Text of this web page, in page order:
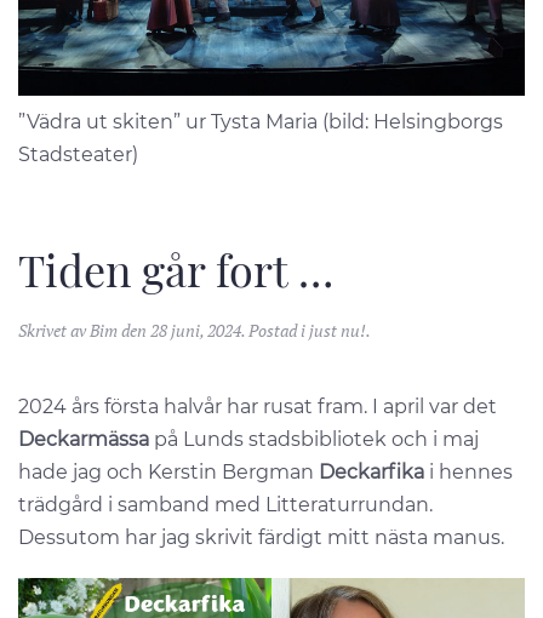
”Vädra ut skiten” ur Tysta Maria (bild: Helsingborgs
Stadsteater)
Tiden går fort …
Skrivet avBimden 28 juni, 2024. Postad ijust nu!.
2024 års första halvår har rusat fram. I april var det
Deckarmässa på Lunds stadsbibliotek och i maj
hade jag och Kerstin Bergman Deckarfika i hennes
trädgård i samband med Litteraturrundan.
Dessutom har jag skrivit färdigt mitt nästa manus.